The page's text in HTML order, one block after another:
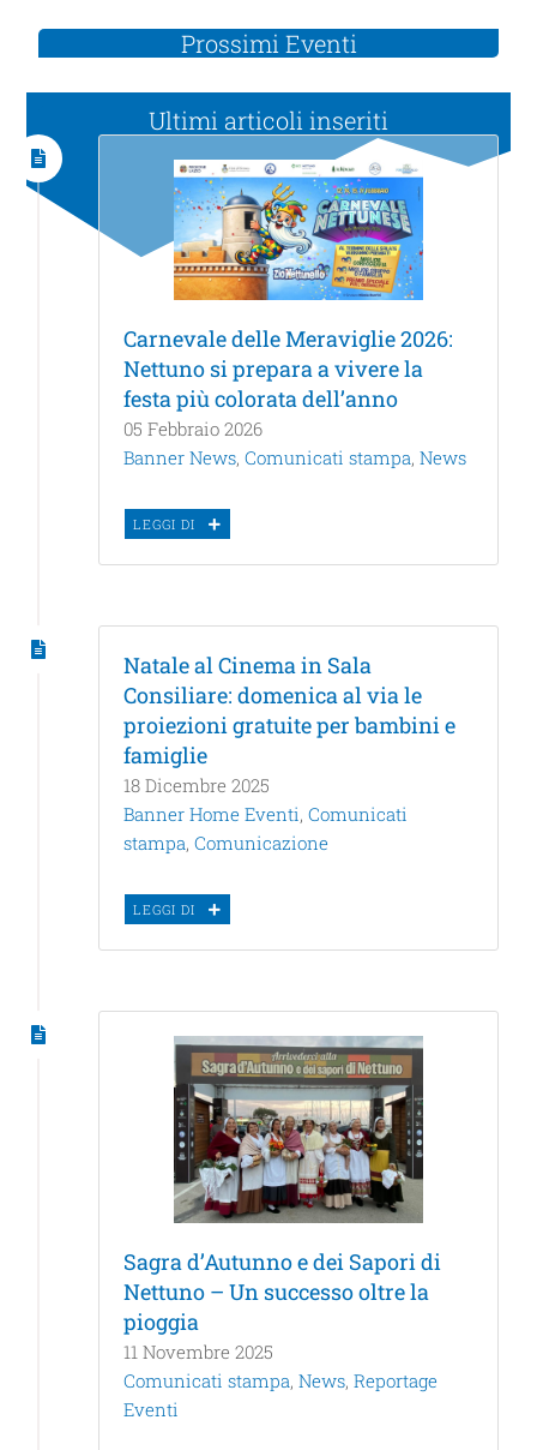
Prossimi Eventi
Ultimi articoli inseriti
Carnevale delle Meraviglie 2026:
Nettuno si prepara a vivere la
festa più colorata dell’anno
05 Febbraio 2026
Banner News,Comunicati stampa,News
LEGGI DI
Natale al Cinema in Sala
Consiliare: domenica al via le
proiezioni gratuite per bambini e
famiglie
18 Dicembre 2025
Banner Home Eventi,Comunicati
stampa,Comunicazione
LEGGI DI
Sagra d’Autunno e dei Sapori di
Nettuno – Un successo oltre la
pioggia
11 Novembre 2025
Comunicati stampa,News,Reportage
Eventi